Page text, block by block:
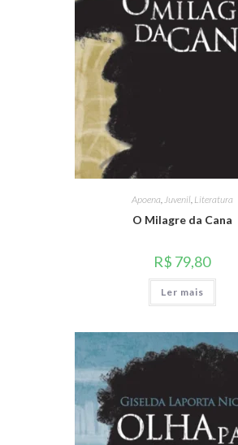
Apoena Juvenil, Literatura
O Milagre da Cana
R$ 79,80
Ler mais